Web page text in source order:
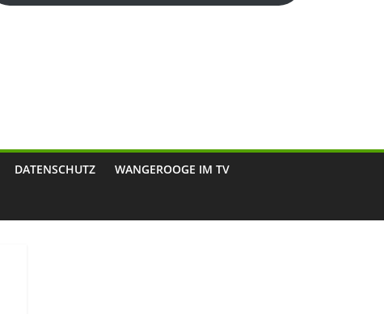
DATENSCHUTZ WANGEROOGE IM TV